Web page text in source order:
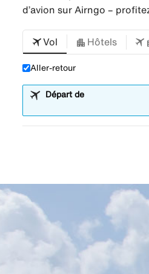
d’avion sur Airngo –
Vol Hôtels
Aller-retour
Départ de